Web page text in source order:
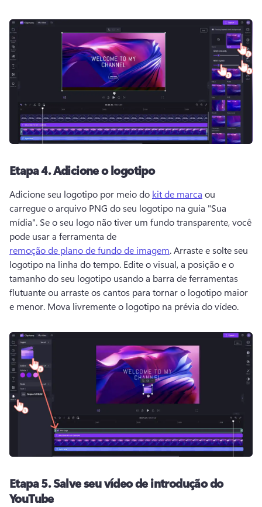
Etapa 4.Adicione o logotipo
Adicione seu logotipo por meio do kit de marca ou
carregue o arquivo PNG do seu logotipo na guia "Sua
mídia". Se o seu logo não tiver um fundo transparente, você
pode usar a ferramenta de
remoção de plano de fundo de imagem. Arraste e solte seu
logotipo na linha do tempo. Edite o visual, a posição e o
tamanho do seu logotipo usando a barra de ferramentas
flutuante ou arraste os cantos para tornar o logotipo maior
e menor. Mova livremente o logotipo na prévia do vídeo.
Etapa 5.Salve seu vídeo de introdução do
YouTube